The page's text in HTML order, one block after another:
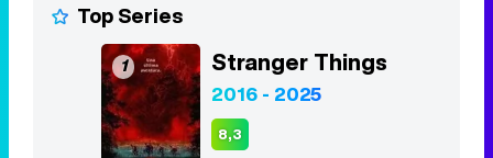
Top Series
1 Stranger Things
2016 - 2025
8,3